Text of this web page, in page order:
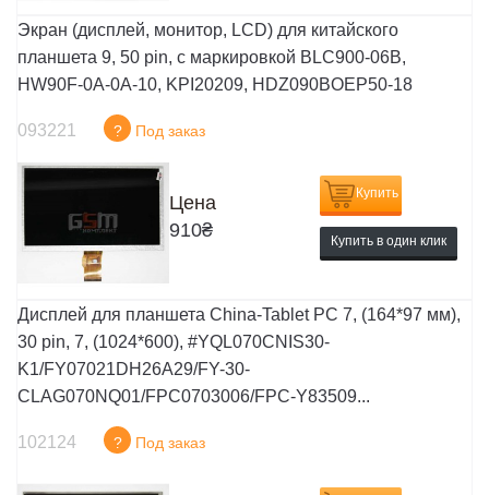
Экран (дисплей, монитор, LCD) для китайского
планшета 9, 50 pin, с маркировкой BLC900-06B,
HW90F-0A-0A-10, KPI20209, HDZ090BOEP50-18
093221 ? Под заказ
Цена
910₴
Купить
Купить в один клик
Дисплей для планшета China-Tablet PC 7, (164*97 мм),
30 pin, 7, (1024*600), #YQL070CNIS30-
K1/FY07021DH26A29/FY-30-
CLAG070NQ01/FPC0703006/FPC-Y83509...
102124 ? Под заказ